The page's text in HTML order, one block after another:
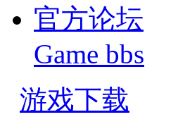
官方论坛
Game bbs
游戏下载